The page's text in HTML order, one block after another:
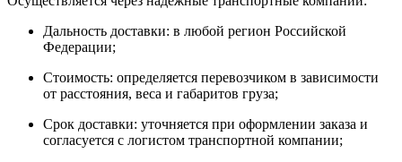
Дальность доставки: в любой регион Российской
Федерации;
Стоимость: определяется перевозчиком в зависимости
от расстояния, веса и габаритов груза;
Срок доставки: уточняется при оформлении заказа и
согласуется с логистом транспортной компании;